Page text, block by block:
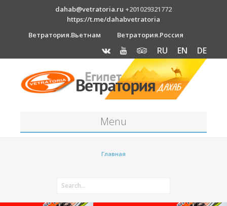
dahab@vetratoria.ru +201029321772
https://t.me/dahabvetratoria
Ветратория.Вьетнам
Ветратория.Россия
RU EN DE
Menu
Как к нам добраться?
Главная